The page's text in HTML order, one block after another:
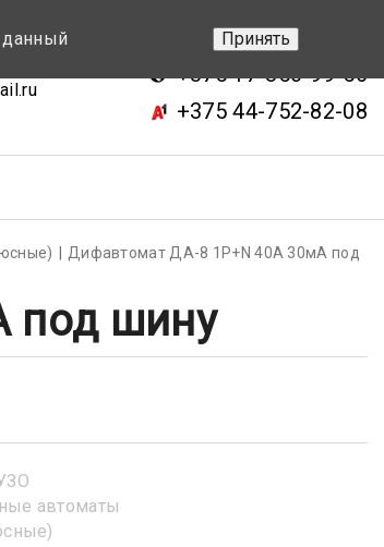
+375 17-343-46-70
+375 17-350-99-56
+375 44-752-82-08
Дифавтомат ДА-8 1P+N 40А 30мА под
под шину
автоматы
Принять